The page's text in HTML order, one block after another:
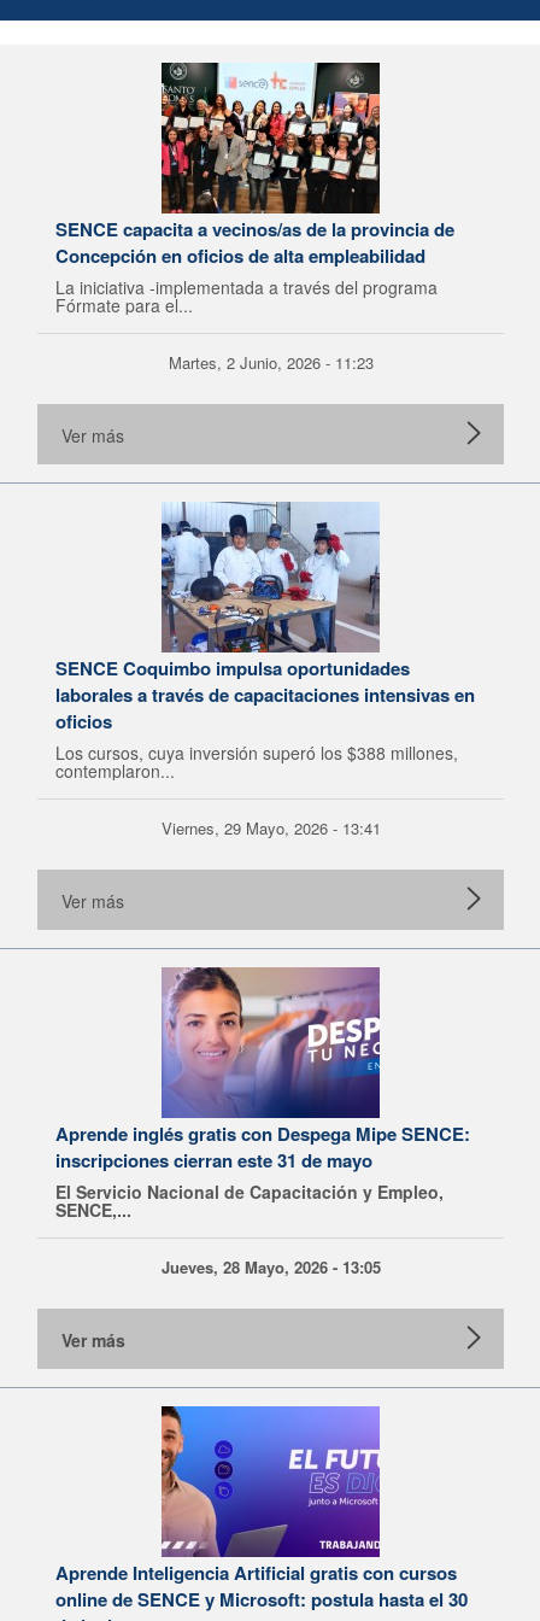
SENCE capacita a vecinos/as de la provincia de
Concepción en oficios de alta empleabilidad
La iniciativa -implementada a través del programa
Fórmate para el...
Martes, 2 Junio, 2026 - 11:23
Ver más
SENCE Coquimbo impulsa oportunidades
laborales a través de capacitaciones intensivas en
oficios
Los cursos, cuya inversión superó los $388 millones,
contemplaron...
Viernes, 29 Mayo, 2026 - 13:41
Ver más
Aprende inglés gratis con Despega Mipe SENCE:
inscripciones cierran este 31 de mayo
El Servicio Nacional de Capacitación y Empleo,
SENCE,...
Jueves, 28 Mayo, 2026 - 13:05
Ver más
Aprende Inteligencia Artificial gratis con cursos
online de SENCE y Microsoft: postula hasta el 30